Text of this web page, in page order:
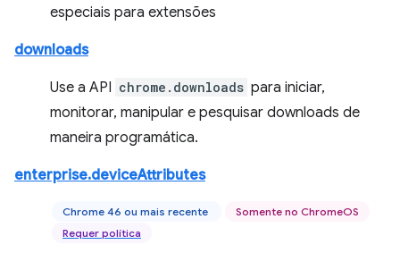
especiais para extensões
downloads
Use a API chrome.downloads para iniciar,
monitorar, manipular e pesquisar downloads de
maneira programática.
enterprise.deviceAttributes
Chrome 46 ou mais recente
Somente no ChromeOS
Requer política